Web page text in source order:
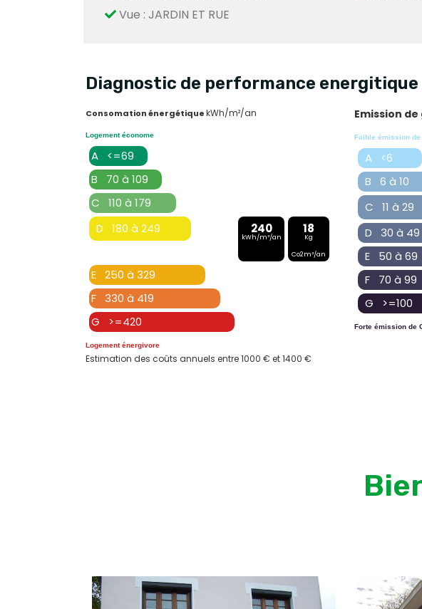
Vue : JARDIN ET RUE
Diagnostic de performance energitique
Consomation énergétiquekWh/m²/an
Logement économe
A <=69
B 70 à 109
C 110 à 179
D 180 à 249
240
kWh/m²/an
18
Kg
Co2m²/an
E 250 à 329
F 330 à 419
G >=420
Logement énergivore
Estimation des coûts annuels entre 1000 € et 1400 €
Emission de
Faible émission de
A <6
B 6 à 10
C 11 à 29
D 30 à 49
E 50 à 69
F 70 à 99
G >=100
Forte émission de